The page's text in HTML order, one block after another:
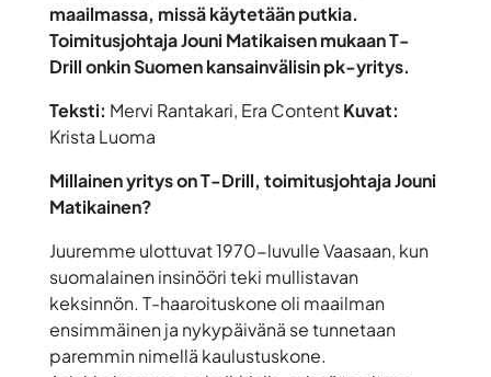
maailmassa, missä käytetään putkia.
Toimitusjohtaja Jouni Matikaisen mukaan T-
Drill onkin Suomen kansainvälisin pk-yritys.
Teksti: Mervi Rantakari, Era ContentKuvat:
Krista Luoma
Millainen yritys on T-Drill, toimitusjohtaja Jouni
Matikainen?
Juuremme ulottuvat 1970-luvulle Vaasaan, kun
suomalainen insinööri teki mullistavan
keksinnön. T-haaroituskone oli maailman
ensimmäinen ja nykypäivänä se tunnetaan
paremmin nimellä kaulustuskone.